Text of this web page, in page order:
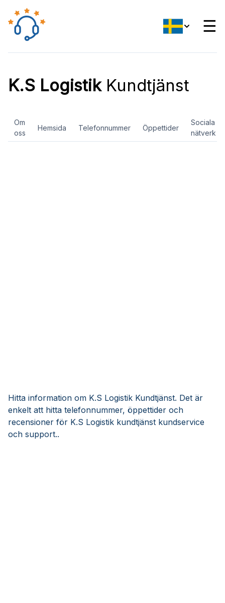
☰
K.S LogistikKundtjänst
Om
oss
Hemsida Telefonnummer Öppettider
Sociala
nätverk
Hitta information om K.S Logistik Kundtjänst. Det är
enkelt att hitta telefonnummer, öppettider och
recensioner för K.S Logistik kundtjänst kundservice
och support..